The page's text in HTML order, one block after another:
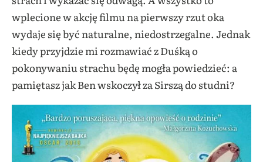
wplecione w akcję filmu na pierwszy rzut oka
wydaje się być naturalne, niedostrzegalne. Jednak
kiedy przyjdzie mi rozmawiać z Duśką o
pokonywaniu strachu będę mogła powiedzieć: a
pamiętasz jak Ben wskoczył za Sirszą do studni?